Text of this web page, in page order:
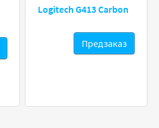
Logitech G413 Carbon
Предзаказ